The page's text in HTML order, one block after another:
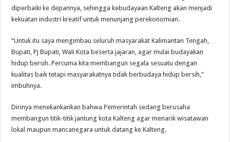
diperbaiki ke depannya, sehingga kebudayaan Kalteng akan menjadi
kekuatan industri kreatif untuk menunjang perekonomian.
“Untuk itu saya mengimbau seluruh masyarakat Kalimantan Tengah,
Bupati, Pj Bupati, Wali Kota beserta jajaran, agar mulai budayakan
hidup bersih. Percuma kita membangun segala sesuatu dengan
kualitas baik tetapi masyarakatnya tidak berbudaya hidup bersih,”
imbuhnya.
Dirinya menekankankan bahwa Pemerintah sedang berusaha
membangun titik-titik jantung kota Kalteng agar menarik wisatawan
lokal maupun mancanegara untuk datang ke Kalteng.